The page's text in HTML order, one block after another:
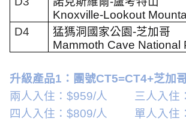
Knoxville-Lookout
D4
猛獁洞國家公園-芝加哥
Mammoth Cave National
升級產品1 ：團號CT5=CT4+芝加
兩人入住： $959/人 三人入住：
四人入住： $809/人 單人入住：